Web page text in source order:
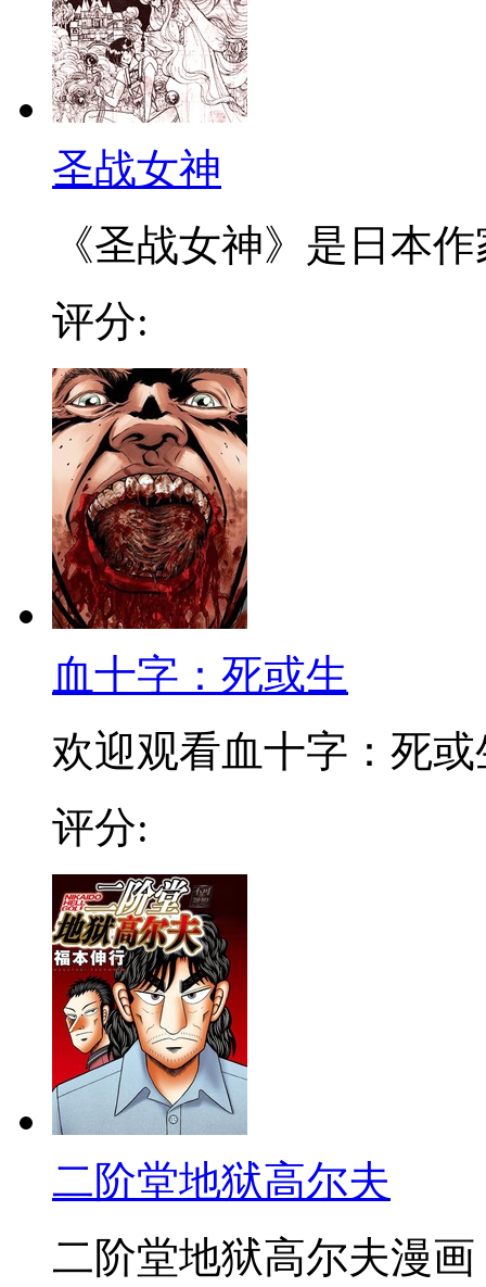
圣战女神
《圣战女神》是日本
评分:
血十字：死或生
欢迎观看血十字：死或
评分:
二阶堂地狱高尔夫
二阶堂地狱高尔夫漫画